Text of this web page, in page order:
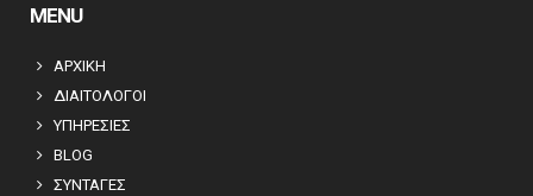
MENU
ΑΡΧΙΚΗ
ΔΙΑΙΤΟΛΟΓΟΙ
ΥΠΗΡΕΣΙΕΣ
BLOG
ΣΥΝΤΑΓΕΣ